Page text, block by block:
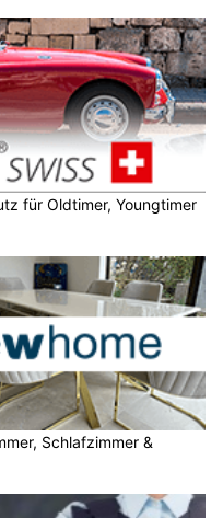
für Oldtimer, Youngtimer
Schlafzimmer &